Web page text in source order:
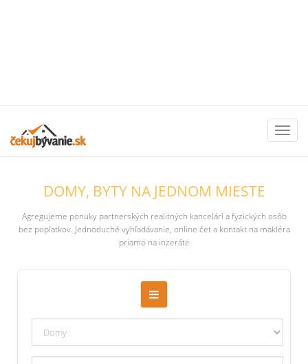
DOMY, BYTY NA JEDNOM MIESTE
Agregujeme ponuky partnerských realitných kancelárí a fyzických osôb
bez poplatkov. Jednoduché vyhľadávanie, online čet a kontakt na makléra
priamo na inzeráte